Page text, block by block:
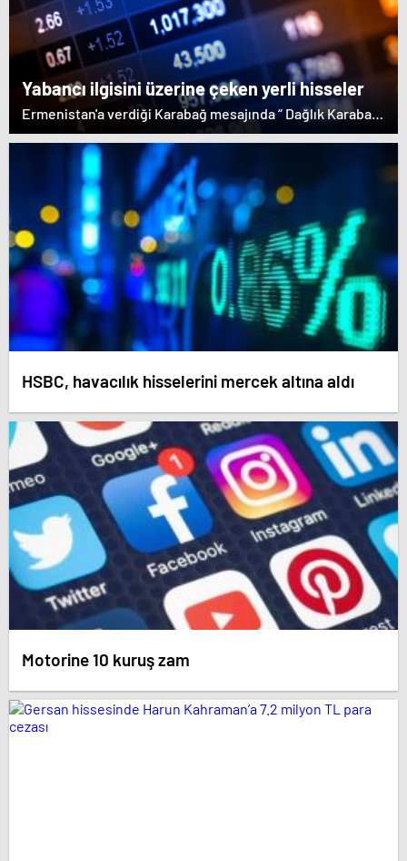
etmeyen Başbakan Paşinyan Dağlık karabağ'ın sözde
lideri Arayik Harutyunyan'la görüştü. Ermenistan'a verdiği
desteği saklamayan Fransa Cumhurbaşkanı Macron ise
dikkat çeken bir ziyaret gerçekleştirdi.
Yabancı ilgisini üzerine çeken yerli hisseler
Ermenistan'a verdiği Karabağ mesajında “ Dağlık Karabağ
ve çevresindeki bölgeler Azerbaycan Cumhuriyeti'nin
ayrılmaz bir parçasıdır” dedi. İstifa çağrılarını kabul
etmeyen Başbakan Paşinyan Dağlık karabağ'ın sözde
lideri Arayik Harutyunyan'la görüştü. Ermenistan'a verdiği
desteği saklamayan Fransa Cumhurbaşkanı Macron ise
dikkat çeken bir ziyaret gerçekleştirdi.
HSBC, havacılık hisselerini mercek altına aldı
Motorine 10 kuruş zam